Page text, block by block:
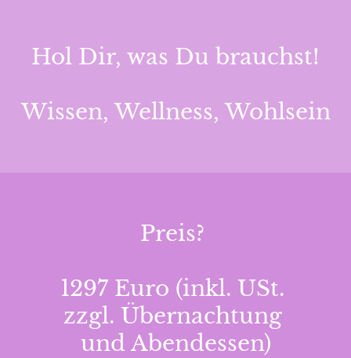
Hol Dir, was Du brauchst!
Wissen, Wellness, Wohlsein
Preis?
1297 Euro (inkl. USt.
zzgl. Übernachtung
und Abendessen)